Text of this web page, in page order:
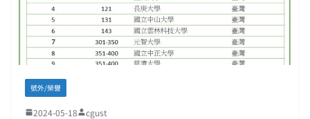
號外/榮譽
2024-05-18 cgust